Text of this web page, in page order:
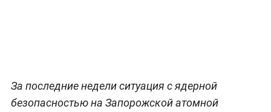
За последние недели ситуация с ядерной
безопасностью на Запорожской атомной